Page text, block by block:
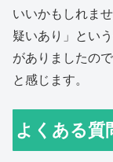
いいかもしれま
疑いあり」とい
がありましたの
と感じます。
よくある質